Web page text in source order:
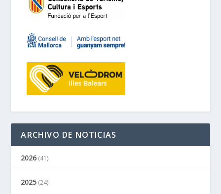
ARCHIVO DE NOTICIAS
2026 (41)
2025 (24)